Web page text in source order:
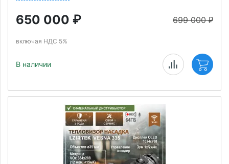
699 000₽
650 000 ₽
включая НДС 5%
В наличии